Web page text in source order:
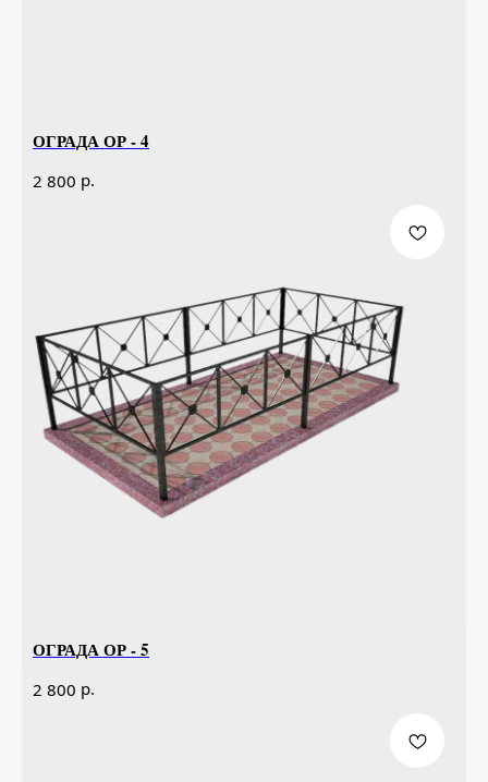
ОГРАДА ОР - 4
2 800 р.
ОГРАДА ОР - 5
2 800 р.